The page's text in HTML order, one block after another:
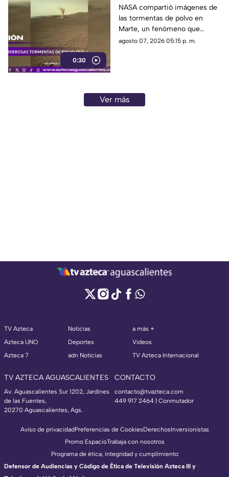
0:30
cubren Marte
NASA compartió imágenes de
las tormentas de polvo en
Marte, un fenómeno que
puede extenderse por miles de
agosto 07, 2026 05:15 p. m.
Ver más
TV Azteca
Azteca UNO
Azteca 7
Noticias
Deportes
adn Noticias
a más +
Videos
TV Azteca Internacional
TV AZTECA AGUASCALIENTES
Av. Aguascalientes Sur 1202, Jardines
de las Fuentes,
20270 Aguascalientes, Ags.
CONTACTO
contacto@tvazteca.com
449 917 2464 | Conmutador
Aviso de privacidadPreferencias de CookiesDerechosInversionistas
Promo EspacioTrabaja con nosotros
Programa de ética, integridad y cumplimiento
Defensor de Audiencias y Código de Ética de Televisión Azteca III y